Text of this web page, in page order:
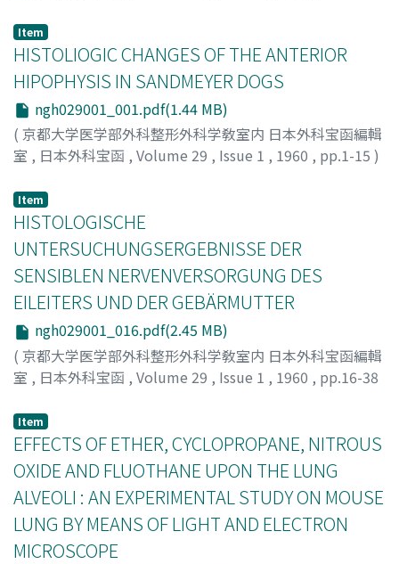
Item
HISTOLIOGIC CHANGES OF THE ANTERIOR
HIPOPHYSIS IN SANDMEYER DOGS
ngh029001_001.pdf(1.44 MB)
( 京都大学医学部外科整形外科学敎室内 日本外科宝函編輯
室 , 日本外科宝函 , Volume 29 , Issue 1 , 1960 , pp.1-15 )
Item
HISTOLOGISCHE
UNTERSUCHUNGSERGEBNISSE DER
SENSIBLEN NERVENVERSORGUNG DES
EILEITERS UND DER GEBÄRMUTTER
ngh029001_016.pdf(2.45 MB)
( 京都大学医学部外科整形外科学敎室内 日本外科宝函編輯
室 , 日本外科宝函 , Volume 29 , Issue 1 , 1960 , pp.16-38
ADACHI, MICHIGORO
Item
EFFECTS OF ETHER, CYCLOPROPANE, NITROUS
OXIDE AND FLUOTHANE UPON THE LUNG
ALVEOLI : AN EXPERIMENTAL STUDY ON MOUSE
LUNG BY MEANS OF LIGHT AND ELECTRON
MICROSCOPE